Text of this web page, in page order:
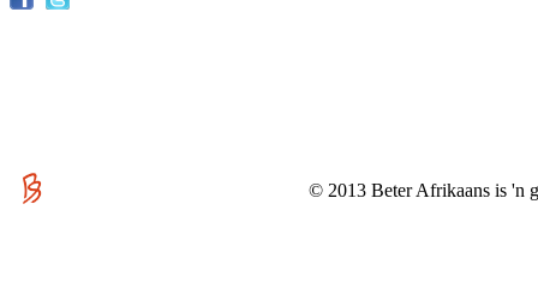
© 2013 Beter Afrikaans is 'n